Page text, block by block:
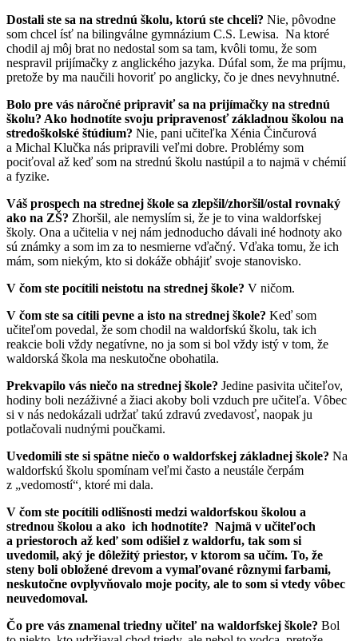
Dostali ste sa na strednú školu, ktorú ste chceli? Nie, pôvodne
som chcel ísť na bilingválne gymnázium C.S. Lewisa. Na ktoré
chodil aj môj brat no nedostal som sa tam, kvôli tomu, že som
nespravil prijímačky z anglického jazyka. Dúfal som, že ma príjmu,
pretože by ma naučili hovoriť po anglicky, čo je dnes nevyhnutné.
Bolo pre vás náročné pripraviť sa na prijímačky na strednú
školu? Ako hodnotíte svoju pripravenosť základnou školou na
stredoškolské štúdium? Nie, pani učiteľka Xénia Činčurová
a Michal Klučka nás pripravili veľmi dobre. Problémy som
pociťoval až keď som na strednú školu nastúpil a to najmä v chémií
a fyzike.
Váš prospech na strednej škole sa zlepšil/zhoršil/ostal rovnaký
ako na ZŠ? Zhoršil, ale nemyslím si, že je to vina waldorfskej
školy. Ona a učitelia v nej nám jednoducho dávali iné hodnoty ako
sú známky a som im za to nesmierne vďačný. Vďaka tomu, že ich
mám, som niekým, kto si dokáže obhájiť svoje stanovisko.
V čom ste pocítili neistotu na strednej škole? V ničom.
V čom ste sa cítili pevne a isto na strednej škole? Keď som
učiteľom povedal, že som chodil na waldorfskú školu, tak ich
reakcie boli vždy negatívne, no ja som si bol vždy istý v tom, že
waldorská škola ma neskutočne obohatila.
Prekvapilo vás niečo na strednej škole? Jedine pasivita učiteľov,
hodiny boli nezáživné a žiaci akoby boli vzduch pre učiteľa. Vôbec
si v nás nedokázali udržať takú zdravú zvedavosť, naopak ju
potlačovali nudnými poučkami.
Uvedomili ste si spätne niečo o waldorfskej základnej škole? Na
waldorfskú školu spomínam veľmi často a neustále čerpám
z „vedomostí“, ktoré mi dala.
V čom ste pocítili odlišnosti medzi waldorfskou školou a
strednou školou a ako ich hodnotíte? Najmä v učiteľoch
a priestoroch až keď som odišiel z waldorfu, tak som si
uvedomil, aký je dôležitý priestor, v ktorom sa učím. To, že
steny boli obložené drevom a vymaľované rôznymi farbami,
neskutočne ovplyvňovalo moje pocity, ale to som si vtedy vôbec
neuvedomoval.
Čo pre vás znamenal triedny učiteľ na waldorfskej škole? Bol